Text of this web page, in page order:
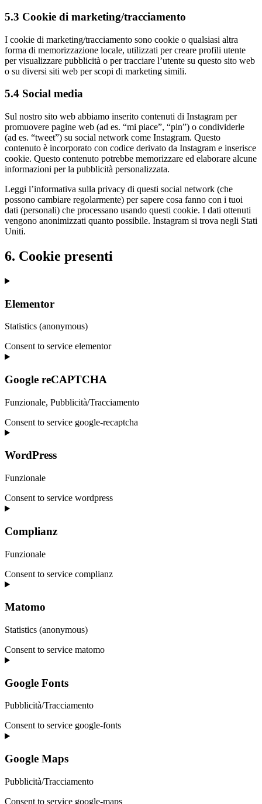
5.3 Cookie di marketing/tracciamento
I cookie di marketing/tracciamento sono cookie o qualsiasi altra
forma di memorizzazione locale, utilizzati per creare profili utente
per visualizzare pubblicità o per tracciare l’utente su questo sito web
o su diversi siti web per scopi di marketing simili.
5.4 Social media
Sul nostro sito web abbiamo inserito contenuti di Instagram per
promuovere pagine web (ad es. “mi piace”, “pin”) o condividerle
(ad es. “tweet”) su social network come Instagram. Questo
contenuto è incorporato con codice derivato da Instagram e inserisce
cookie. Questo contenuto potrebbe memorizzare ed elaborare alcune
informazioni per la pubblicità personalizzata.
Leggi l’informativa sulla privacy di questi social network (che
possono cambiare regolarmente) per sapere cosa fanno con i tuoi
dati (personali) che processano usando questi cookie. I dati ottenuti
vengono anonimizzati quanto possibile. Instagram si trova negli Stati
Uniti.
6. Cookie presenti
Elementor
Statistics (anonymous)
Consent to service elementor
Google reCAPTCHA
Funzionale, Pubblicità/Tracciamento
Consent to service google-recaptcha
WordPress
Funzionale
Consent to service wordpress
Complianz
Funzionale
Consent to service complianz
Matomo
Statistics (anonymous)
Consent to service matomo
Google Fonts
Pubblicità/Tracciamento
Consent to service google-fonts
Google Maps
Pubblicità/Tracciamento
Consent to service google-maps